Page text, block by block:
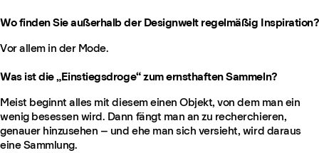
Wo finden Sie außerhalb der Designwelt regelmäßig Inspiration?
Vor allem in der Mode.
Was ist die „Einstiegsdroge“ zum ernsthaften Sammeln?
Meist beginnt alles mit diesem einen Objekt, von dem man ein
wenig besessen wird. Dann fängt man an zu recherchieren,
genauer hinzusehen – und ehe man sich versieht, wird daraus
eine Sammlung.